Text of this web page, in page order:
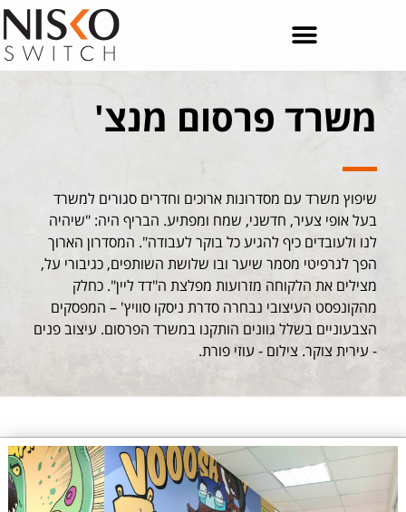
משרד פרסום מנצ'
שיפוץ משרד עם מסדרונות ארוכים וחדרים סגורים למשרד
בעל אופי צעיר, חדשני, שמח ומפתיע. הבריף היה: "שיהיה
לנו ולעובדים כיף להגיע כל בוקר לעבודה". המסדרון הארוך
הפך לגרפיטי מסמר שיער ובו שלושת השותפים, כגיבורי על,
מצילים את הלקוחה מזרועות מפלצת ה"דד ליין". כחלק
מהקונפסט העיצובי נבחרה סדרת ניסקו סוויץ' – המפסקים
הצבעוניים בשלל גוונים הותקנו במשרד הפרסום. עיצוב פנים
- עירית צוקר. צילום - עוזי פורת.